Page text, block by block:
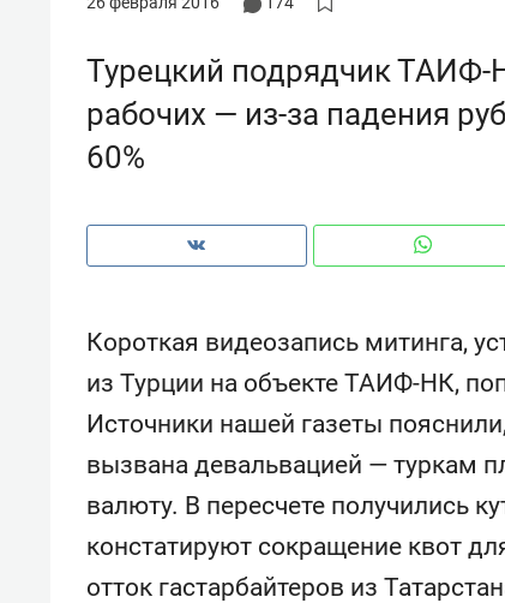
Турецкий подрядчик ТАИФ-
рабочих — из-за падения
60%
Короткая видеозапись митинга,
из Турции на объекте ТАИФ-НК,
Источники нашей газеты
вызвана девальвацией — туркам
валюту. В пересчете получились
констатируют сокращение квот
отток гастарбайтеров из
с ЖК «Иволга» в Зеленодольске
танцы и даже
ТРЦ «Франт»
любителей
Рекомендуем
Психотерапевт «Фороса»:
«Директорский невроз» –
когда человек не считает
свою сверхнагрузку
стрессом»